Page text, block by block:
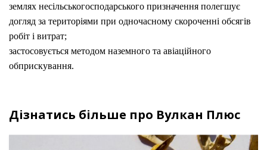
землях несільськогосподарського призначення полегшує
догляд за територіями при одночасному скороченні обсягів
робіт і витрат;
застосовується методом наземного та авіаційного
обприскування.
Дізнатись більше про Вулкан Плюс